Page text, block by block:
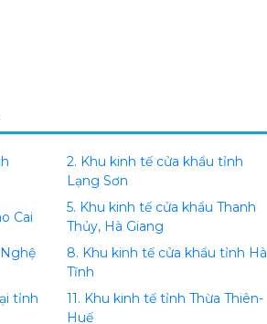
2. Khu kinh tế cửa khẩu tỉnh
Lạng Sơn
Cai
5. Khu kinh tế cửa khẩu Thanh
Thủy, Hà Giang
8. Khu kinh tế cửa khẩu tỉnh Hà
Tĩnh
tỉnh
11. Khu kinh tế tỉnh Thừa Thiên-
Huế